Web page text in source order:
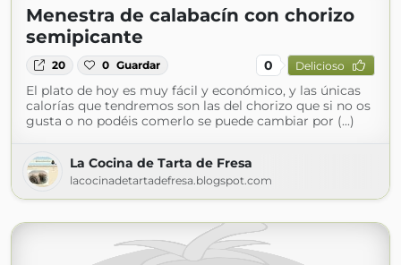
Menestra de calabacín con chorizo
semipicante
20 0 Guardar 0 Delicioso
El plato de hoy es muy fácil y económico, y las únicas
calorías que tendremos son las del chorizo que si no os
gusta o no podéis comerlo se puede cambiar por (...)
La Cocina de Tarta de Fresa
lacocinadetartadefresa.blogspot.com